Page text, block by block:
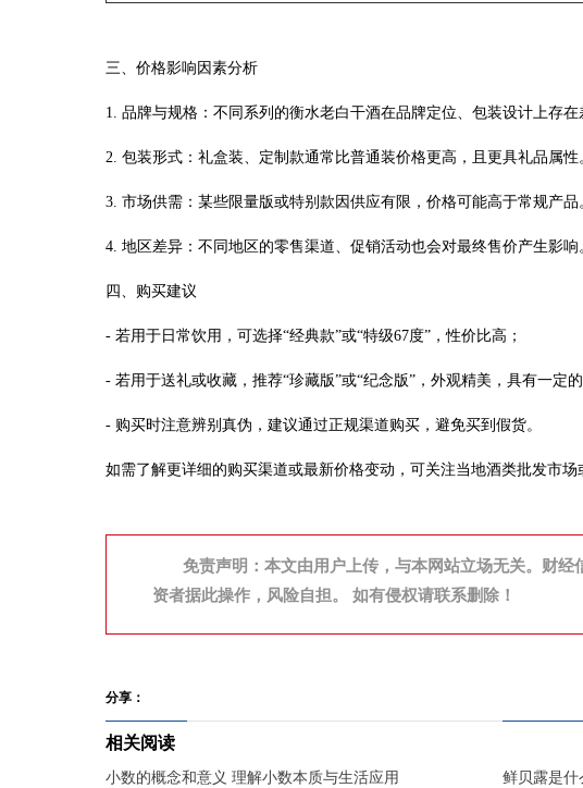
三、价格影响因素分析
1. 品牌与规格：不同系列的衡水老白干酒在品牌定位、包装设计上存在
2. 包装形式：礼盒装、定制款通常比普通装价格更高，且更具礼品属性
3. 市场供需：某些限量版或特别款因供应有限，价格可能高于常规产品
4. 地区差异：不同地区的零售渠道、促销活动也会对最终售价产生影响
四、购买建议
- 若用于日常饮用，可选择“经典款”或“特级67度”，性价比高；
- 若用于送礼或收藏，推荐“珍藏版”或“纪念版”，外观精美，具有一定的
- 购买时注意辨别真伪，建议通过正规渠道购买，避免买到假货。
如需了解更详细的购买渠道或最新价格变动，可关注当地酒类批发市场
免责声明：本文由用户上传，与本网站立场无关。财
资者据此操作，风险自担。 如有侵权请联系删除！
分享：
相关阅读
小数的概念和意义 理解小数本质与生活应用
鲜贝露是什